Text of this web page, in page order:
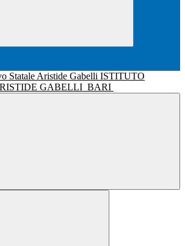
ISTITUTO
GABELLI BARI